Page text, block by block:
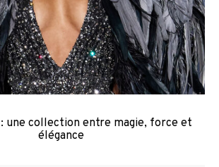
une collection entre magie, force et
élégance